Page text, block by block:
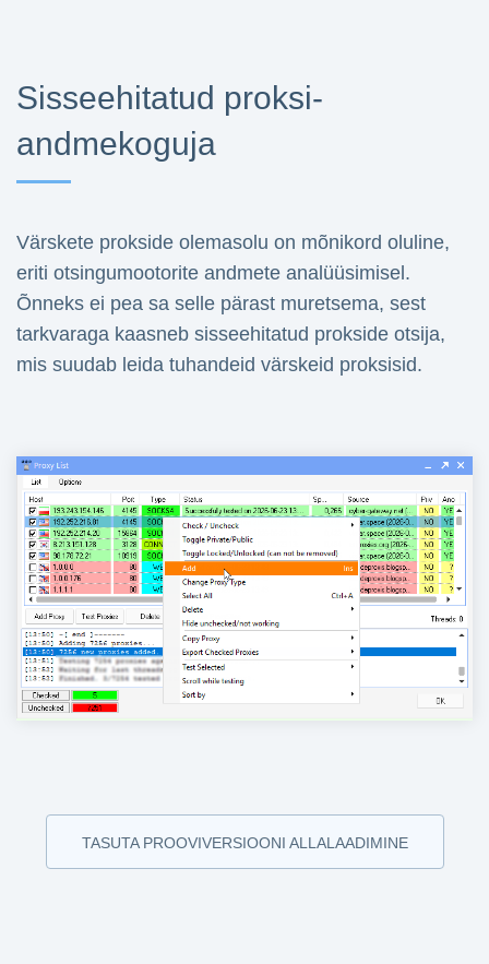
Sisseehitatud proksi-
andmekoguja
Värskete prokside olemasolu on mõnikord oluline,
eriti otsingumootorite andmete analüüsimisel.
Õnneks ei pea sa selle pärast muretsema, sest
tarkvaraga kaasneb sisseehitatud prokside otsija,
mis suudab leida tuhandeid värskeid proksisid.
TASUTA PROOVIVERSIOONI ALLALAADIMINE